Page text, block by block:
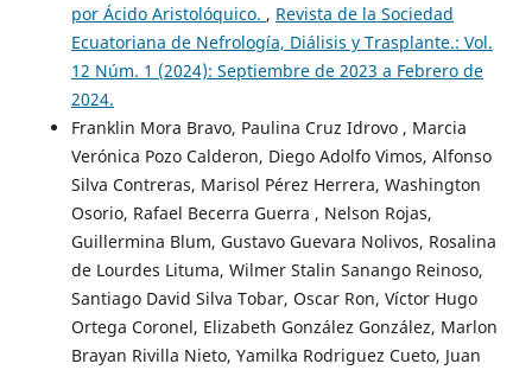
por Ácido Aristolóquico. , Revista de la Sociedad
Ecuatoriana de Nefrología, Diálisis y Trasplante.: Vol.
12 Núm. 1 (2024): Septiembre de 2023 a Febrero de
2024.
Franklin Mora Bravo, Paulina Cruz Idrovo , Marcia
Verónica Pozo Calderon, Diego Adolfo Vimos, Alfonso
Silva Contreras, Marisol Pérez Herrera, Washington
Osorio, Rafael Becerra Guerra , Nelson Rojas,
Guillermina Blum, Gustavo Guevara Nolivos, Rosalina
de Lourdes Lituma, Wilmer Stalin Sanango Reinoso,
Santiago David Silva Tobar, Oscar Ron, Víctor Hugo
Ortega Coronel, Elizabeth González González, Marlon
Brayan Rivilla Nieto, Yamilka Rodriguez Cueto, Juan